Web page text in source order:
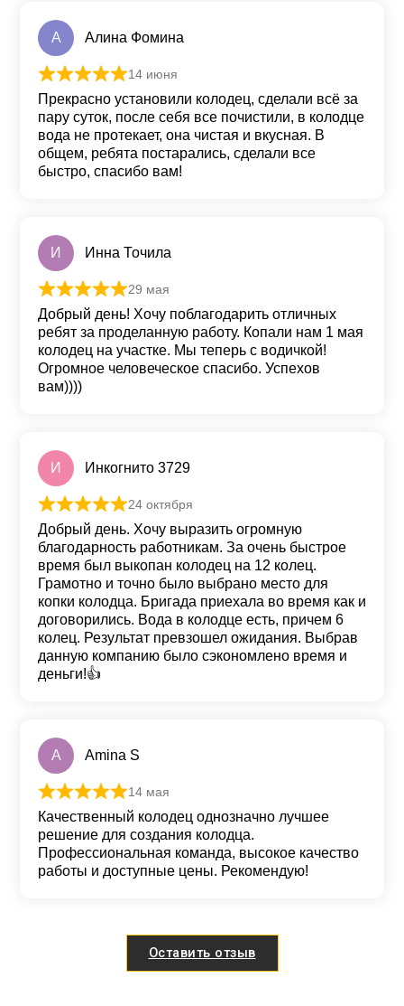
А Алина Фомина
Оценка
14 июня
Прекрасно установили колодец, сделали всё за
пару суток, после себя все почистили, в колодце
вода не протекает, она чистая и вкусная. В
общем, ребята постарались, сделали все
быстро, спасибо вам!
И Инна Точила
Оценка
29 мая
Добрый день! Хочу поблагодарить отличных
ребят за проделанную работу. Копали нам 1 мая
колодец на участке. Мы теперь с водичкой!
Огромное человеческое спасибо. Успехов
вам))))
И Инкогнито 3729
Оценка
24 октября
Добрый день. Хочу выразить огромную
благодарность работникам. За очень быстрое
время был выкопан колодец на 12 колец.
Грамотно и точно было выбрано место для
копки колодца. Бригада приехала во время как и
договорились. Вода в колодце есть, причем 6
колец. Результат превзошел ожидания. Выбрав
данную компанию было сэкономлено время и
деньги!👍
A Amina S
Оценка
14 мая
Качественный колодец однозначно лучшее
решение для создания колодца.
Профессиональная команда, высокое качество
работы и доступные цены. Рекомендую!
Оставить отзыв